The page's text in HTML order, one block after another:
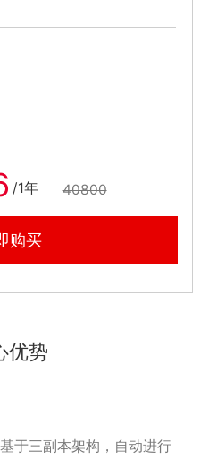
/1年 40800
购买
优势
于三副本架构，自动进行